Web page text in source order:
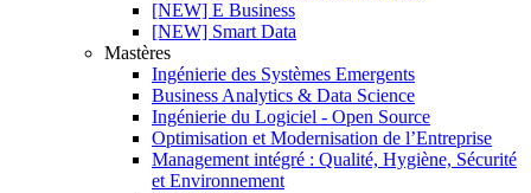
[NEW] E Business
[NEW] Smart Data
Mastères
Ingénierie des Systèmes Emergents
Business Analytics & Data Science
Ingénierie du Logiciel - Open Source
Optimisation et Modernisation de l’Entreprise
Management intégré : Qualité, Hygiène, Sécurité
et Environnement